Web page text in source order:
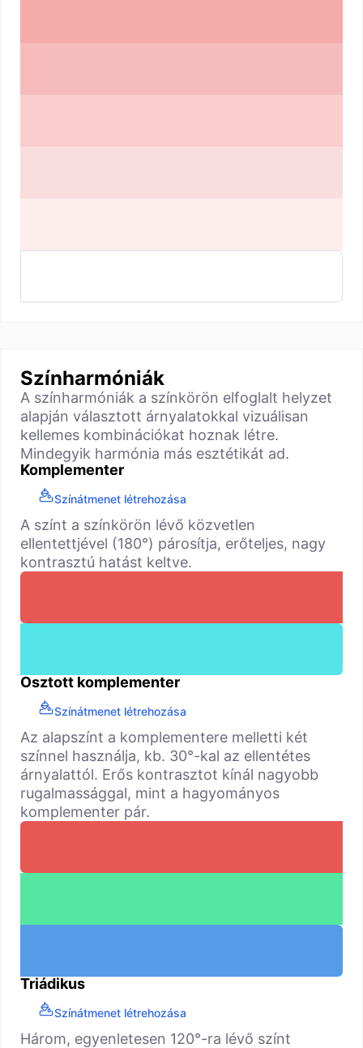
Színharmóniák
A színharmóniák a színkörön elfoglalt helyzet
alapján választott árnyalatokkal vizuálisan
kellemes kombinációkat hoznak létre.
Mindegyik harmónia más esztétikát ad.
Komplementer
Színátmenet létrehozása
A színt a színkörön lévő közvetlen
ellentettjével (180°) párosítja, erőteljes, nagy
kontrasztú hatást keltve.
Osztott komplementer
Színátmenet létrehozása
Az alapszínt a komplementere melletti két
színnel használja, kb. 30°-kal az ellentétes
árnyalattól. Erős kontrasztot kínál nagyobb
rugalmassággal, mint a hagyományos
komplementer pár.
Triádikus
Színátmenet létrehozása
Három, egyenletesen 120°-ra lévő színt